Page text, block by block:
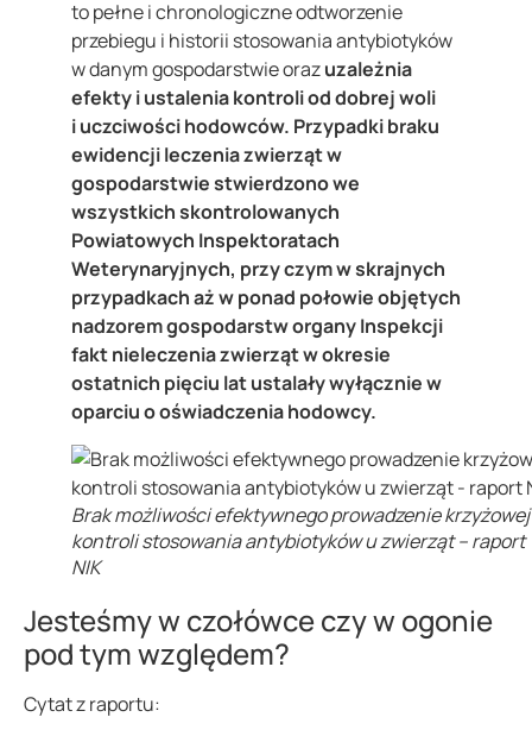
to pełne i chronologiczne odtworzenie
przebiegu i historii stosowania antybiotyków
w danym gospodarstwie orazuzależnia
efekty i ustalenia kontroli od dobrej woli
i uczciwości hodowców. Przypadki braku
ewidencji leczenia zwierząt w
gospodarstwie stwierdzono we
wszystkich skontrolowanych
Powiatowych Inspektoratach
Weterynaryjnych, przy czym w skrajnych
przypadkach aż w ponad połowie objętych
nadzorem gospodarstw organy Inspekcji
fakt nieleczenia zwierząt w okresie
ostatnich pięciu lat ustalały wyłącznie w
oparciu o oświadczenia hodowcy.
Brak możliwości efektywnego prowadzenie krzyżowej
kontroli stosowania antybiotyków u zwierząt – raport
NIK
Jesteśmy w czołówce czy w ogonie
pod tym względem?
Cytat z raportu: